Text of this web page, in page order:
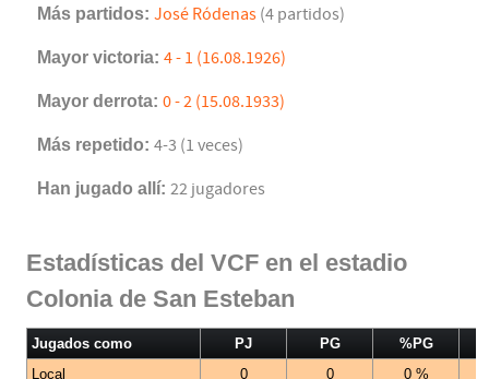
Más partidos: José Ródenas (4 partidos)
Mayor victoria: 4 - 1 (16.08.1926)
Mayor derrota: 0 - 2 (15.08.1933)
Más repetido: 4-3 (1 veces)
Han jugado allí: 22 jugadores
Estadísticas del VCF en el estadio
Colonia de San Esteban
Jugados como PJ PG
%PG
Local
0 0
0 %